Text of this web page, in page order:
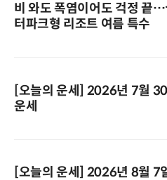
비 와도 폭염이어도 걱정 끝…
터파크형 리조트 여름 특수
[오늘의 운세] 2026년 7월
운세
[오늘의 운세] 2026년 8월 7